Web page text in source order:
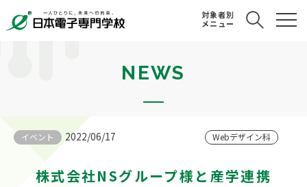
対象者別
メニュー
NEWS
イベント 2022/06/17 Webデザイン科
株式会社NSグループ様と産学連携